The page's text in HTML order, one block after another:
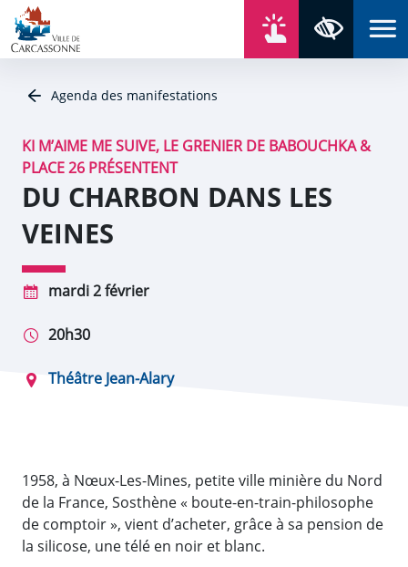
Aller au contenu
Aller au menu
Aller au plan du site
Aller à la recherche
Agenda des manifestations
KI M’AIME ME SUIVE, LE GRENIER DE BABOUCHKA &
PLACE 26 PRÉSENTENT
DU CHARBON DANS LES
VEINES
mardi 2 février
20h30
Théâtre Jean-Alary
1958, à Nœux-Les-Mines, petite ville minière du Nord
de la France, Sosthène « boute-en-train-philosophe
de comptoir », vient d’acheter, grâce à sa pension de
la silicose, une télé en noir et blanc.
Panneau de gestion des cookies